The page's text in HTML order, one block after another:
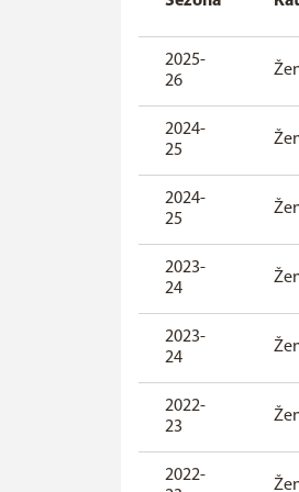
2025-
26
2024-
25
2024-
25
2023-
24
2023-
24
2022-
23
2022-